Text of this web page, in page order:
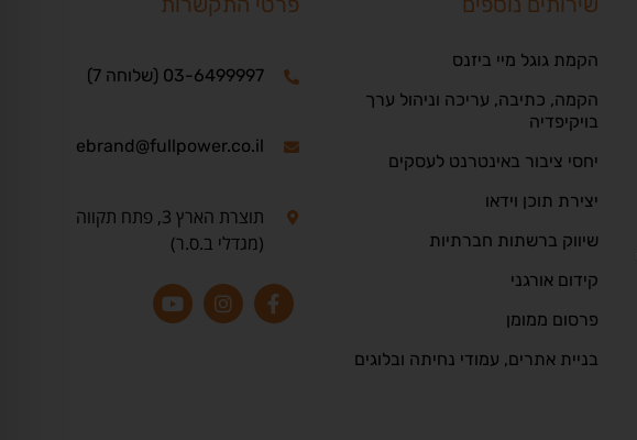
הקמת גוגל מיי ביזנס
הקמה, כתיבה, עריכה וניהול ערך
בויקיפדיה
יחסי ציבור באינטרנט לעסקים
יצירת תוכן וידאו
שיווק ברשתות חברתיות
קידום אורגני
פרסום ממומן
בניית אתרים, עמודי נחיתה ובלוגים
03-6499997 (שלוחה 7)
ebrand@fullpower.co.il
תוצרת הארץ 3, פתח תקווה
(מגדלי ב.ס.ר)